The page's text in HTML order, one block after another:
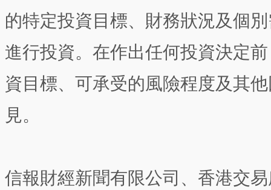
的特定投資目標、財務狀況及個
進行投資。在作出任何投資決定
資目標、可承受的風險程度及其
見。
信報財經新聞有限公司、香港交